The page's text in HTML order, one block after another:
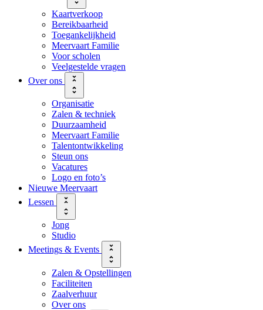
Kaartverkoop
Bereikbaarheid
Toegankelijkheid
Meervaart Familie
Voor scholen
Veelgestelde vragen
Over ons
Organisatie
Zalen & techniek
Duurzaamheid
Meervaart Familie
Talentontwikkeling
Steun ons
Vacatures
Logo en foto’s
Nieuwe Meervaart
Lessen
Jong
Studio
Meetings & Events
Zalen & Opstellingen
Faciliteiten
Zaalverhuur
Over ons